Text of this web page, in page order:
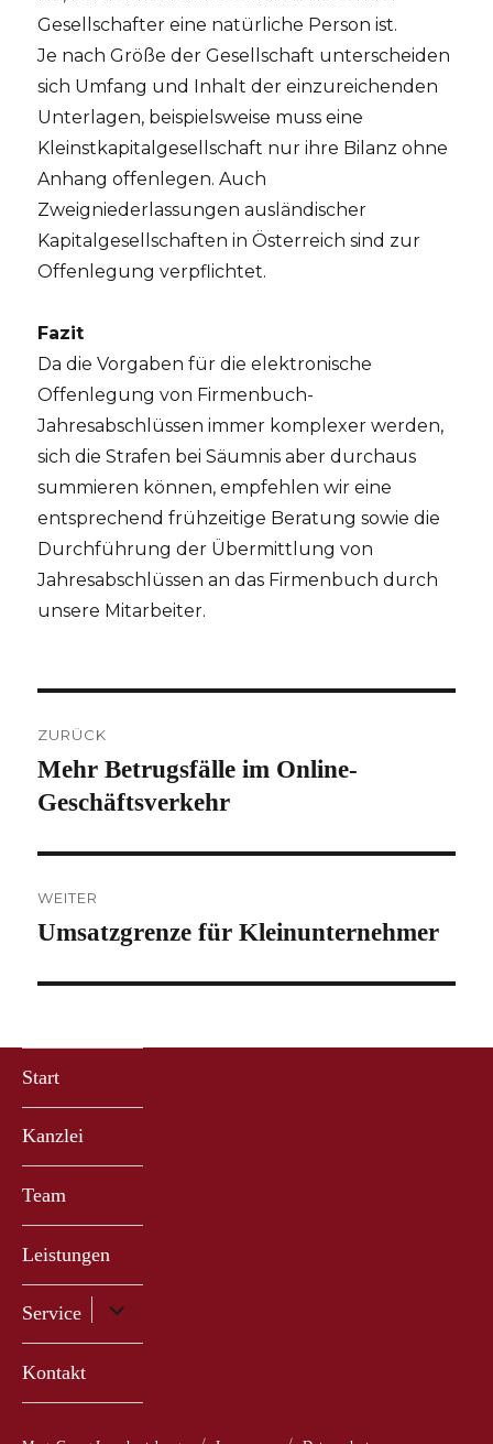
Gesellschafter eine natürliche Person ist.
Je nach Größe der Gesellschaft unterscheiden
sich Umfang und Inhalt der einzureichenden
Unterlagen, beispielsweise muss eine
Kleinstkapitalgesellschaft nur ihre Bilanz ohne
Anhang offenlegen. Auch
Zweigniederlassungen ausländischer
Kapitalgesellschaften in Österreich sind zur
Offenlegung verpflichtet.
Fazit
Da die Vorgaben für die elektronische
Offenlegung von Firmenbuch-
Jahresabschlüssen immer komplexer werden,
sich die Strafen bei Säumnis aber durchaus
summieren können, empfehlen wir eine
entsprechend frühzeitige Beratung sowie die
Durchführung der Übermittlung von
Jahresabschlüssen an das Firmenbuch durch
unsere Mitarbeiter.
ZURÜCK
Vorheriger
Beitrag:
Mehr Betrugsfälle im Online-
Geschäftsverkehr
WEITER
Nächster
Umsatzgrenze für Kleinunternehmer
Start
Kanzlei
Team
Leistungen
Service
Untermenü
anzeigen
Kontakt